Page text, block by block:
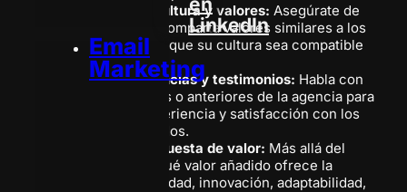
LinkedIn
Email
Marketing
Considerar la cultura y valores: Asegúrate de
que la agencia comparta valores similares a los
de tu empresa y que su cultura sea compatible
con la tuya.
Solicitar referencias y testimonios: Habla con
clientes actuales o anteriores de la agencia para
conocer su experiencia y satisfacción con los
servicios recibidos.
Analizar la propuesta de valor: Más allá del
precio, evalúa qué valor añadido ofrece la
agencia: creatividad, innovación, adaptabilidad,